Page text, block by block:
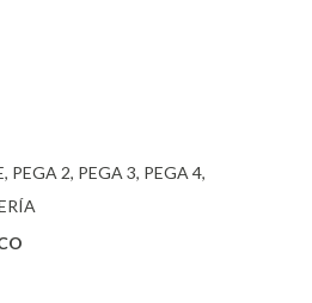
PEGA 2 PEGA 3 PEGA 4